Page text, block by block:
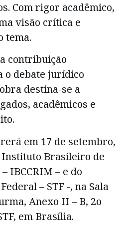
Com rigor acadêmico,
visão crítica e
tema.
contribuição
o debate jurídico
destina-se a
acadêmicos e
em 17 de setembro,
Brasileiro de
IBCCRIM – e do
– STF -, na Sala
Anexo II – B, 2o
em Brasília.